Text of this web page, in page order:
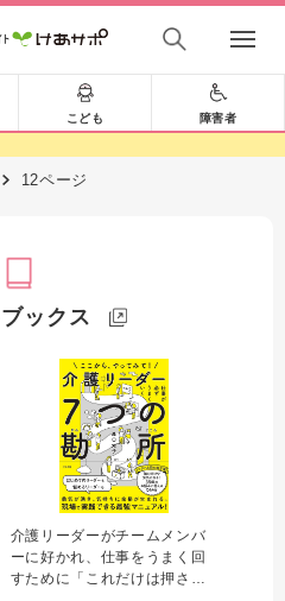
こども 障害者
12ページ
ックス
介護リーダーがチームメンバ
ーに好かれ、仕事をうまく回
すために「これだけは押さえ